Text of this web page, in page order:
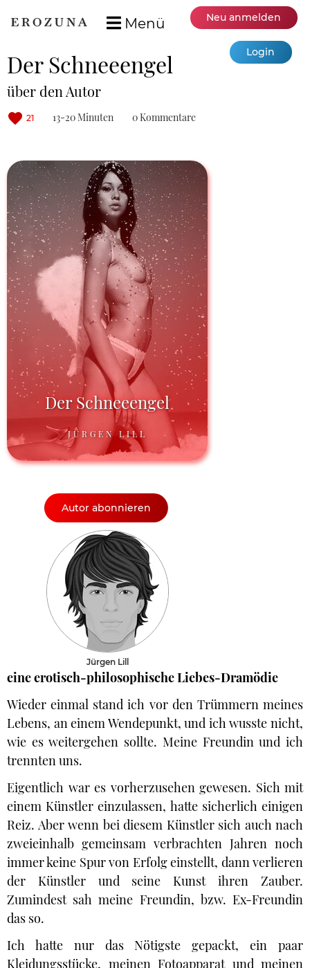
Menü Neu anmelden
Login
Der Schneeengel
über den Autor
21 13-20 Minuten 0 Kommentare
Der Schneeengel
JÜRGEN LILL
Autor abonnieren
Jürgen Lill
eine erotisch-philosophische Liebes-Dramödie
Wieder einmal stand ich vor den Trümmern meines
Lebens, an einem Wendepunkt, und ich wusste nicht,
wie es weitergehen sollte. Meine Freundin und ich
trennten uns.
Eigentlich war es vorherzusehen gewesen. Sich mit
einem Künstler einzulassen, hatte sicherlich einigen
Reiz. Aber wenn bei diesem Künstler sich auch nach
zweieinhalb gemeinsam verbrachten Jahren noch
immer keine Spur von Erfolg einstellt, dann verlieren
der Künstler und seine Kunst ihren Zauber.
Zumindest sah meine Freundin, bzw. Ex-Freundin
das so.
Ich hatte nur das Nötigste gepackt, ein paar
Kleidungsstücke, meinen Fotoapparat und meinen